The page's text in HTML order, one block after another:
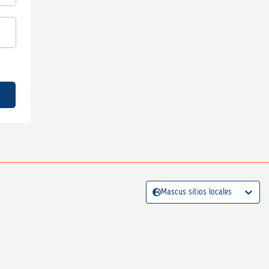
Mascus sitios locales